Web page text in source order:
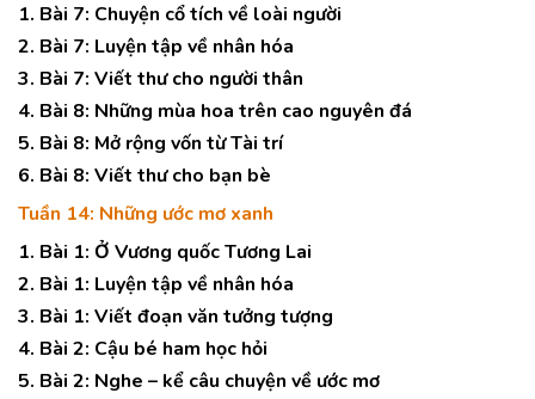
1. Bài 7: Chuyện cổ tích về loài người
2. Bài 7: Luyện tập về nhân hóa
3. Bài 7: Viết thư cho người thân
4. Bài 8: Những mùa hoa trên cao nguyên đá
5. Bài 8: Mở rộng vốn từ Tài trí
6. Bài 8: Viết thư cho bạn bè
Tuần 14: Những ước mơ xanh
1. Bài 1: Ở Vương quốc Tương Lai
2. Bài 1: Luyện tập về nhân hóa
3. Bài 1: Viết đoạn văn tưởng tượng
4. Bài 2: Cậu bé ham học hỏi
5. Bài 2: Nghe – kể câu chuyện về ước mơ